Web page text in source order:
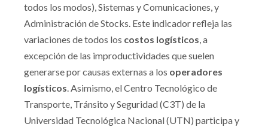
todos los modos), Sistemas y Comunicaciones, y
Administración de Stocks. Este indicador refleja las
variaciones de todos los costos logísticos, a
excepción de las improductividades que suelen
generarse por causas externas a los operadores
logísticos. Asimismo, el Centro Tecnológico de
Transporte, Tránsito y Seguridad (C3T) de la
Universidad Tecnológica Nacional (UTN) participa y